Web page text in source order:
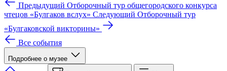
Предыдущий Отборочный тур общегородского конкурса
чтецов «Булгаков вслух» Следующий Отборочный тур
«Булгаковской викторины»
Все события
Подробнее о музее